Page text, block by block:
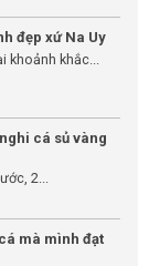
đẹp xứ Na Uy
khoảnh khắc...
cá sủ vàng
2...
mà mình đạt